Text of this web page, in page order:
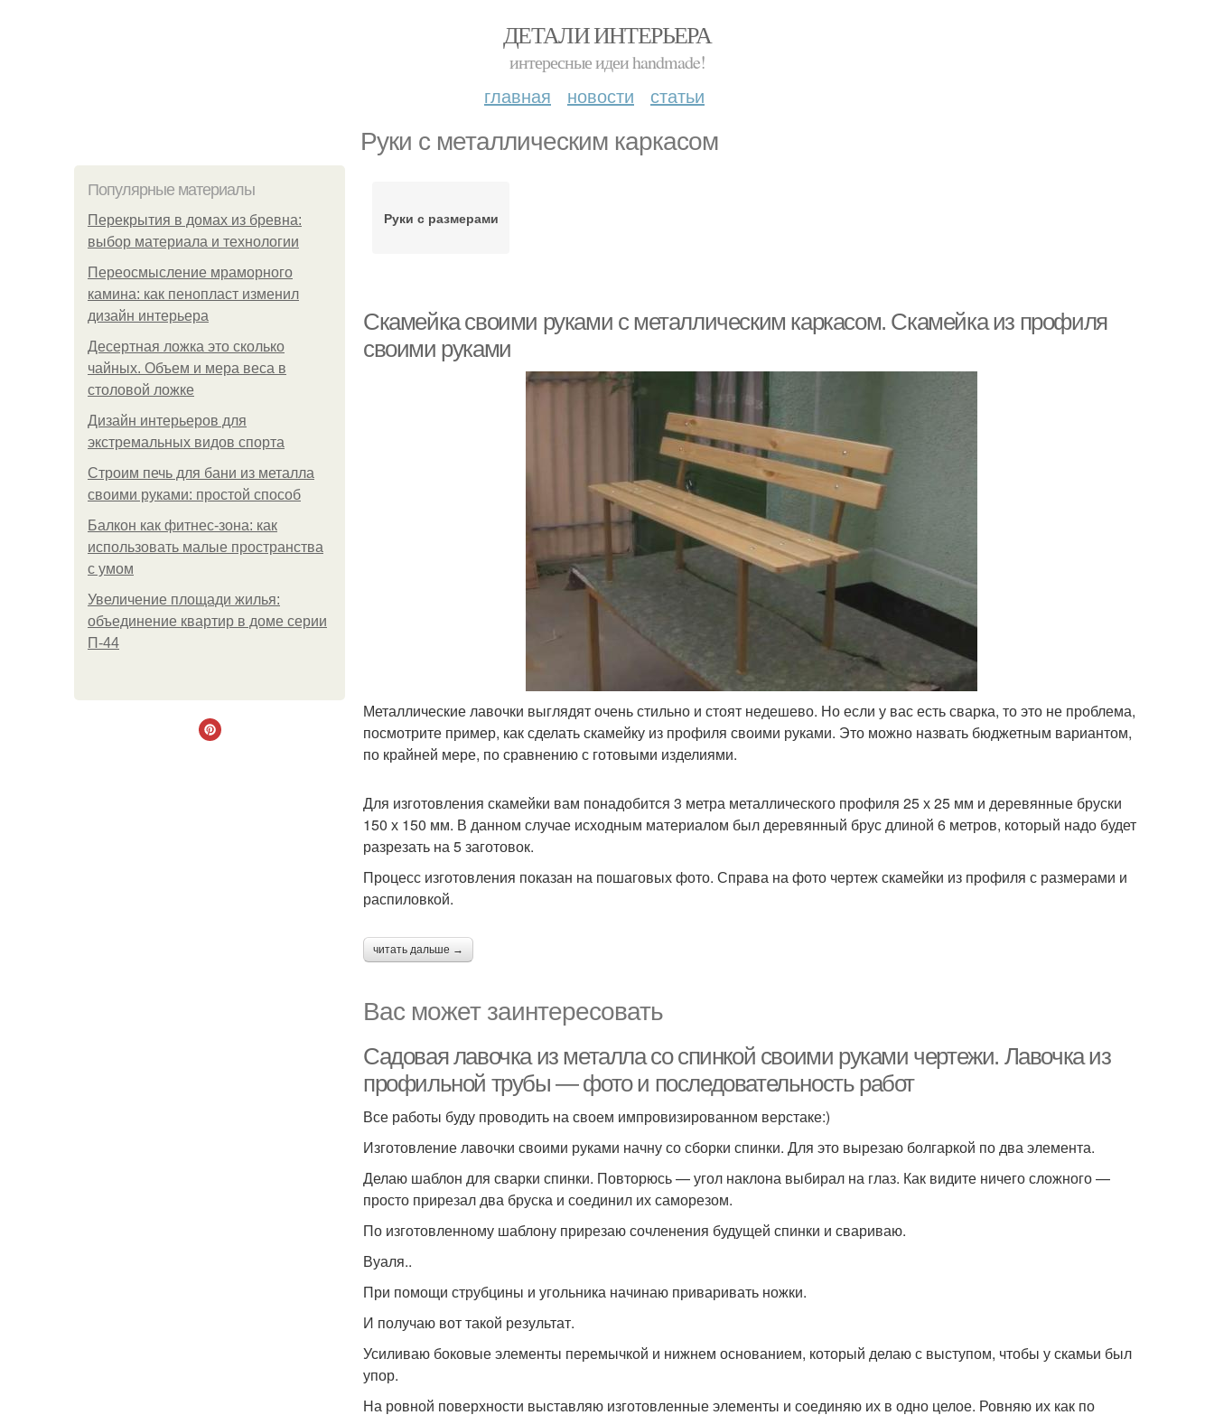
ДЕТАЛИ ИНТЕРЬЕРА
интересные идеи handmade!
главная новости статьи
Руки с металлическим каркасом
Популярные материалы
Перекрытия в домах из бревна:
выбор материала и технологии
Переосмысление мраморного
камина: как пенопласт изменил
дизайн интерьера
Десертная ложка это сколько
чайных. Объем и мера веса в
столовой ложке
Дизайн интерьеров для
экстремальных видов спорта
Строим печь для бани из металла
своими руками: простой способ
Балкон как фитнес-зона: как
использовать малые пространства
с умом
Увеличение площади жилья:
объединение квартир в доме серии
П-44
Руки с размерами
Скамейка своими руками с металлическим каркасом. Скамейка из профиля
своими руками
Металлические лавочки выглядят очень стильно и стоят недешево. Но если у вас есть сварка, то это не проблема,
посмотрите пример, как сделать скамейку из профиля своими руками. Это можно назвать бюджетным вариантом,
по крайней мере, по сравнению с готовыми изделиями.
Для изготовления скамейки вам понадобится 3 метра металлического профиля 25 х 25 мм и деревянные бруски
150 х 150 мм. В данном случае исходным материалом был деревянный брус длиной 6 метров, который надо будет
разрезать на 5 заготовок.
Процесс изготовления показан на пошаговых фото. Справа на фото чертеж скамейки из профиля с размерами и
распиловкой.
читать дальше →
Вас может заинтересовать
Садовая лавочка из металла со спинкой своими руками чертежи. Лавочка из
профильной трубы — фото и последовательность работ
Все работы буду проводить на своем импровизированном верстаке:)
Изготовление лавочки своими руками начну со сборки спинки. Для это вырезаю болгаркой по два элемента.
Делаю шаблон для сварки спинки. Повторюсь — угол наклона выбирал на глаз. Как видите ничего сложного —
просто прирезал два бруска и соединил их саморезом.
По изготовленному шаблону прирезаю сочленения будущей спинки и свариваю.
Вуаля..
При помощи струбцины и угольника начинаю приваривать ножки.
И получаю вот такой результат.
Усиливаю боковые элементы перемычкой и нижнем основанием, который делаю с выступом, чтобы у скамьи был
упор.
На ровной поверхности выставляю изготовленные элементы и соединяю их в одно целое. Ровняю их как по